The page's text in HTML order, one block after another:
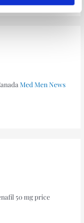
Med Men News
50 mg price